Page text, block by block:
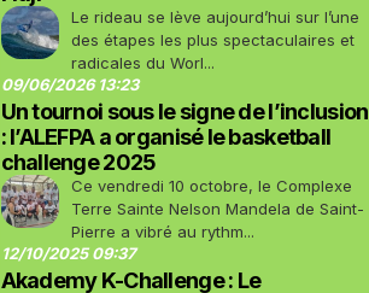
Le rideau se lève aujourd’hui sur l’une
des étapes les plus spectaculaires et
radicales du Worl...
09/06/2026 13:23
Un tournoi sous le signe de l’inclusion
: l’ALEFPA a organisé le basketball
challenge 2025
Ce vendredi 10 octobre, le Complexe
Terre Sainte Nelson Mandela de Saint-
Pierre a vibré au rythm...
12/10/2025 09:37
Akademy K-Challenge : Le